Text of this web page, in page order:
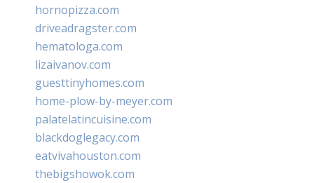
hornopizza.com
driveadragster.com
hematologa.com
lizaivanov.com
guesttinyhomes.com
home-plow-by-meyer.com
palatelatincuisine.com
blackdoglegacy.com
eatvivahouston.com
thebigshowok.com